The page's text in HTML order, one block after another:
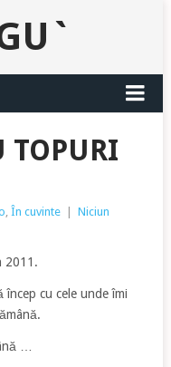
TOPURI
, În cuvinte
Niciun
2011.
cu cele unde îmi
…